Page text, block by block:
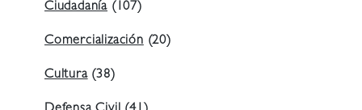
Ciudadanía (107)
Comercialización(20)
Cultura(38)